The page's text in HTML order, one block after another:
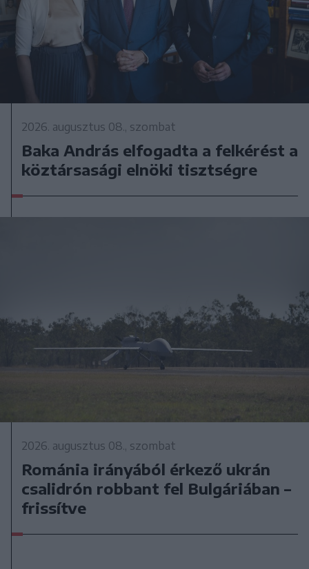
2026. augusztus 08., szombat
Baka András elfogadta a felkérést a
köztársasági elnöki tisztségre
2026. augusztus 08., szombat
Románia irányából érkező ukrán
csalidrón robbant fel Bulgáriában –
frissítve